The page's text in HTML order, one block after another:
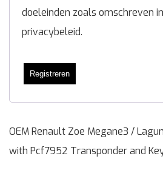
doeleinden zoals omschreven
privacybeleid.
Registreren
OEM Renault Zoe Megane3 /
with Pcf7952 Transponder and